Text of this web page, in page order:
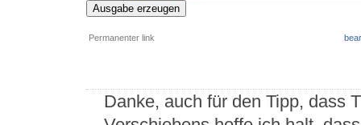
Ausgabe erzeugen
Permanenter link
Danke, auch für den Tipp, dass